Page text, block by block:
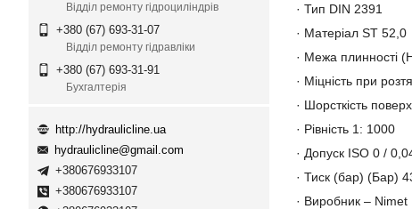
· Тип DIN 2391
· Матеріал ST 52,0
· Межа плинності
· Міцність при
· Шорсткість
· Рівність 1: 1000
· Допуск ISO 0 /
· Тиск (бар) (Бар)
· Виробник – Nimet
Відділ ремонту гідроциліндрів
+380 (67) 693-31-07
Відділ ремонту гідравліки
+380 (67) 693-31-91
Бухгалтерія
http://hydraulicline.ua
hydraulicline@gmail.com
+380676933107
+380676933107